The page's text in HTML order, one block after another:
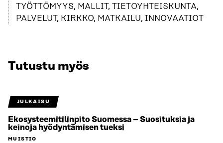
TYÖTTÖMYYS, MALLIT, TIETOYHTEISKUNTA,
PALVELUT, KIRKKO, MATKAILU, INNOVAATIOT
Tutustu myös
JULKAISU
Ekosysteemitilinpito Suomessa – Suosituksia ja
keinoja hyödyntämisen tueksi
MUISTIO